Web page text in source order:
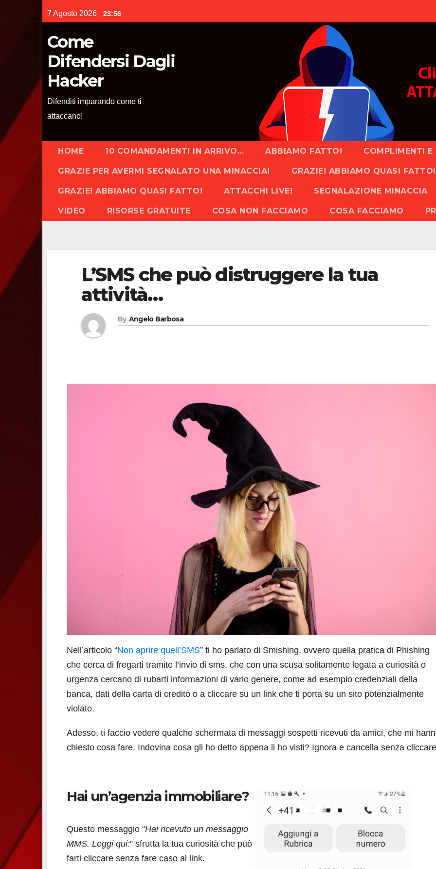
to
content
7 Agosto 2026 23:56
Come
Difendersi Dagli
Hacker
Difenditi imparando come ti
attaccano!
HOME 10 COMANDAMENTI IN ARRIVO… ABBIAMO FATTO! COMPLIMENTI
GRAZIE PER AVERMI SEGNALATO UNA MINACCIA! GRAZIE! ABBIAMO QUASI FATTO!
GRAZIE! ABBIAMO QUASI FATTO! ATTACCHI LIVE! SEGNALAZIONE MINACCIA
VIDEO RISORSE GRATUITE COSA NON FACCIAMO COSA FACCIAMO
L’SMS che può distruggere la tua
attività…
By Angelo Barbosa
Nell’articolo “Non aprire quell’SMS” ti ho parlato di Smishing, ovvero quella pratica di Phishing
che cerca di fregarti tramite l’invio di sms, che con una scusa solitamente legata a curiosità o
urgenza cercano di rubarti informazioni di vario genere, come ad esempio credenziali della
banca, dati della carta di credito o a cliccare su un link che ti porta su un sito potenzialmente
violato.
Adesso, ti faccio vedere qualche schermata di messaggi sospetti ricevuti da amici, che mi
chiesto cosa fare. Indovina cosa gli ho detto appena li ho visti? Ignora e cancella senza
Hai un’agenzia immobiliare?
Questo messaggio “Hai ricevuto un messaggio
MMS. Leggi qui:” sfrutta la tua curiosità che può
farti cliccare senza fare caso al link.